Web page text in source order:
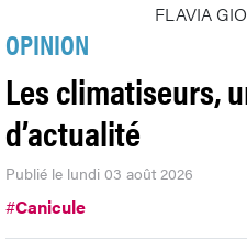
FLAVIA
OPINION
Les climatiseurs,
d’actualité
Publié le lundi 03 août 2026
#Canicule